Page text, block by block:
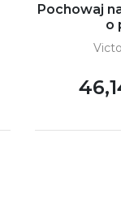
Pochowaj
o